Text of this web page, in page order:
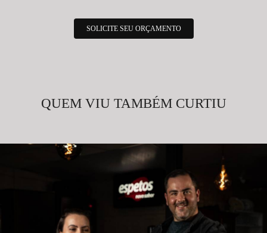
SOLICITE SEU ORÇAMENTO
QUEM VIU TAMBÉM CURTIU